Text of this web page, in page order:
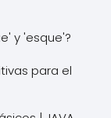
y 'esque'?
para el